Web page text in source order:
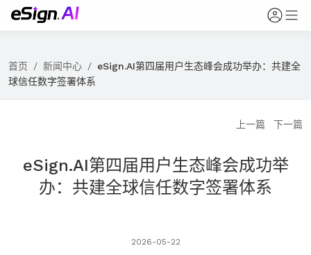
首页 / 新闻中心 / eSign.AI第四届用户生态峰会成功举办：共建全
球信任数字签署体系
上一篇 下一篇
eSign.AI第四届用户生态峰会成功举
办：共建全球信任数字签署体系
2026-05-22